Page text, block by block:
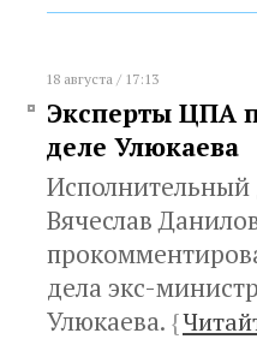
18 августа / 17:13
Эксперты ЦПА
деле Улюкаева
Исполнительный
Вячеслав
дела экс-
Улюкаева. {